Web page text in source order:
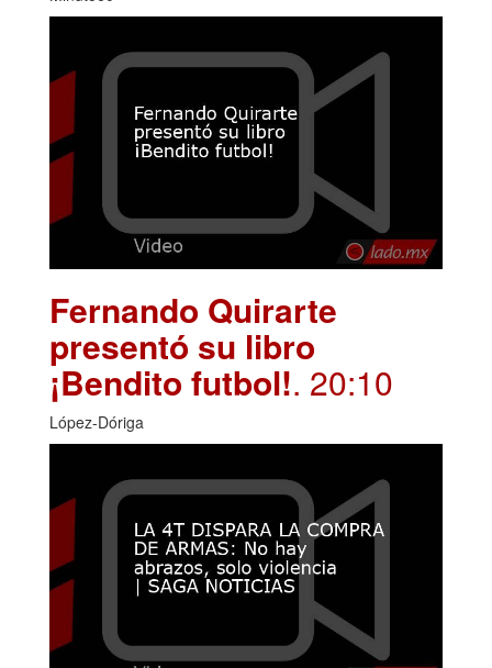
Fernando Quirarte
presentó su libro
¡Bendito futbol!. 20:10
López-Dóriga